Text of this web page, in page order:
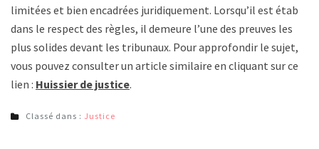
limitées et bien encadrées juridiquement. Lorsqu’il est établi
dans le respect des règles, il demeure l’une des preuves les
plus solides devant les tribunaux. Pour approfondir le sujet,
vous pouvez consulter un article similaire en cliquant sur ce
lien : Huissier de justice.
Classé dans : Justice